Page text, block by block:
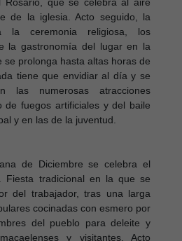
de la iglesia. Acto seguido, la
la ceremonia religiosa, los
la gastronomía del lugar en la
se prolonga hasta altas horas de
tiene que envidiar al día y se
numerosas atracciones
de fuegos artificiales y del baile
y en las de la juventud.
de Diciembre se celebra el
Fiesta tradicional en la que se
del trabajador, tras una larga
cocinadas con esmero por
del pueblo para deleite y
y visitantes. Acto